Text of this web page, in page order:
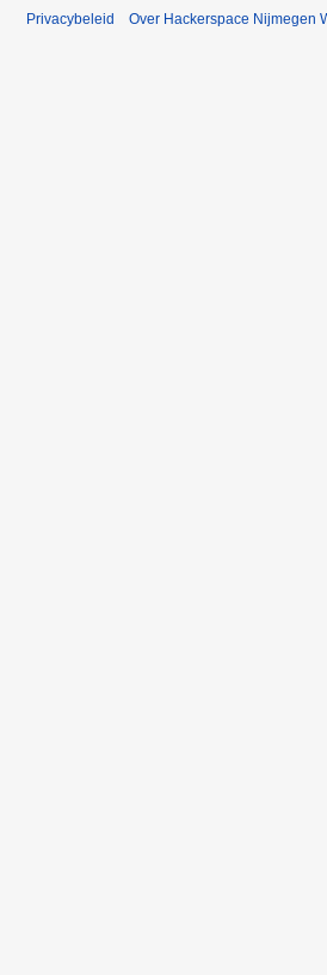
Privacybeleid Over Hackerspace Nijmegen